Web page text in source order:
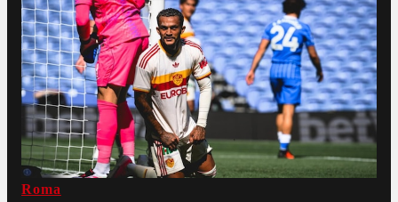
Roma